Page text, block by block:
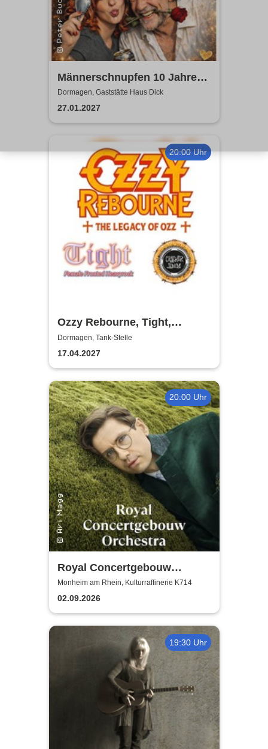
Männerschnupfen 10 Jahre
Jubiläumsshow
Dormagen, Gaststätte Haus Dick
27.01.2027
20:00 Uhr
Ozzy Rebourne, Tight,
Cracker Jamm
Dormagen, Tank-Stelle
17.04.2027
20:00 Uhr
Royal Concertgebouw
Orchestra | Víkingur Ólafsson
Monheim am Rhein, Kulturraffinerie K714
02.09.2026
19:30 Uhr